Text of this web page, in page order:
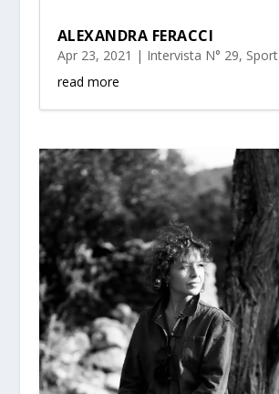
ALEXANDRA FERACCI
Apr 23, 2021 | Intervista N° 29, Sport
read more